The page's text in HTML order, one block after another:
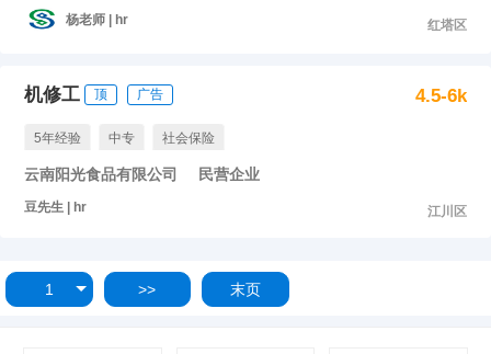
杨老师 | hr 红塔区
机修工 顶 广告 4.5-6k
5年经验 中专 社会保险
云南阳光食品有限公司 民营企业
豆先生 | hr 江川区
1 >> 末页